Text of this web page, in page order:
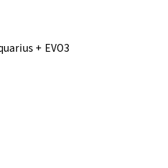
+ EVO3